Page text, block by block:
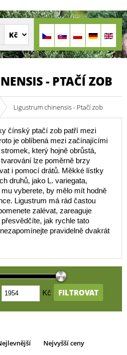
- PTAČÍ ZOB
Ligustrum chinensis - Ptačí zob
čínský ptačí zob patří mezi
je oblíbená mezi začínajícími
který hojně obrůstá,
lze poměrně brzy
i pomocí drátů. Měkké lístky
druhů, jako L. variegata,
vyberete, by mělo mít hodně
Ligustrum má rád častou
zalévat, zareaguje
jak rychle tato
pravidelně dvakrát
Kč FILTROVAT
Nejvyšší ceny